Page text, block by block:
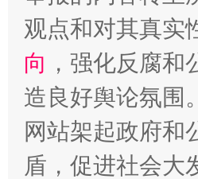
观点和对其真实
向 ，强化反腐
造良好舆论氛围
网站架起政府和
盾，促进社会大